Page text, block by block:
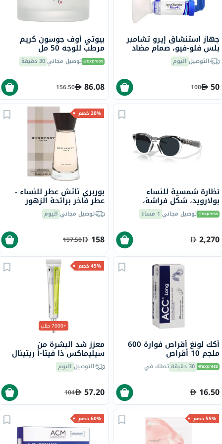
جهاز استنشاق إيرو تشامبر
بلس فلو-فيو، صمام مضاد
للكهرباء الساكنة مع قطعة
فم للكبار
التوصيل اليوم
50
100
بيوتي أوف جوسون كريم
مرطب للوجه 50 مل
توصيل مجاني30 دقيقة
86.08
156.50
نظارة شمسية للنساء
بولارويد، شكل فراشة،
PLD4136/S - برونزي/شفافتوصيل مجاني 1 مساءً
2,270
20% خصم
بوربري تاتش عطر للنساء -
عطر فاخر برائحة الزهور
والفواكه، 100 مل
توصيل مجاني اليوم
158
197.50
أكك لونغ أقراص فوارة 600
ملجم 10 أقراص
30 دقيقة تصلك في
16.50
45% خصم
+7000 طلب
معزز شد البشرة من
سيليماكس ذا فيتا-أ ريتينال
شوت، 15 مل
التوصيل اليوم
57.20
104
55% خصم 60% خصم